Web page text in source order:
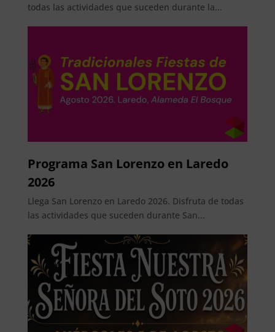
todas las actividades que suceden durante la...
Programa San Lorenzo en Laredo
2026
Llega San Lorenzo en Laredo 2026. Disfruta de todas
las actividades que suceden durante San...